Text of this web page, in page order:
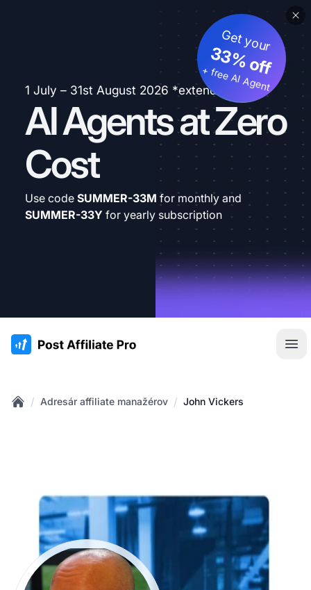
1 July – 31st August 2026 *extended
AI Agents at Zero
Cost
Get your
33% off
+ free AI Agent
Use code SUMMER-33M for monthly and
SUMMER-33Y for yearly subscription
:site.title
/ Adresár affiliate manažérov / John Vickers